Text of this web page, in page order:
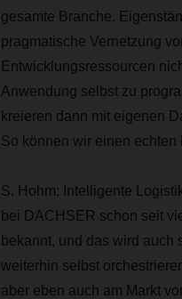
gesamte Branche.
pragmatische Vernetzung
Entwicklungsressourcen
Anwendung selbst zu
kreieren dann mit eigenen
So können wir einen echten
S. Hohm: Intelligente
bei DACHSER schon seit
bekannt, und das wird
weiterhin selbst
aber eben auch am Markt